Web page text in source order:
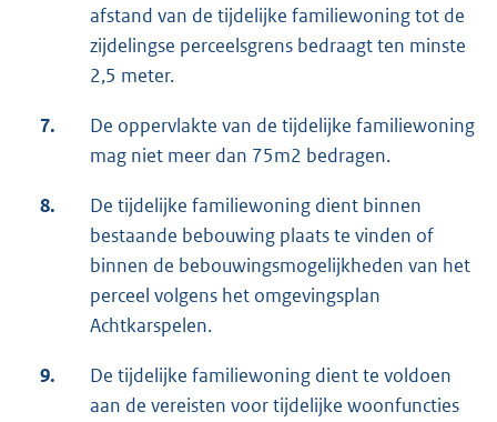
afstand van de tijdelijke familiewoning tot de
zijdelingse perceelsgrens bedraagt ten minste
2,5 meter.
7.
De oppervlakte van de tijdelijke familiewoning
mag niet meer dan 75m2 bedragen.
8.
De tijdelijke familiewoning dient binnen
bestaande bebouwing plaats te vinden of
binnen de bebouwingsmogelijkheden van het
perceel volgens het omgevingsplan
Achtkarspelen.
9.
De tijdelijke familiewoning dient te voldoen
aan de vereisten voor tijdelijke woonfuncties